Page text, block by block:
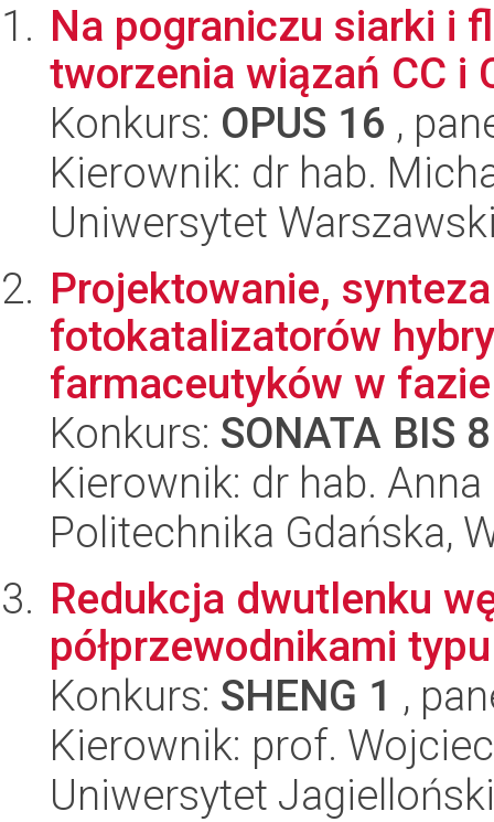
Na pograniczu siarki i
tworzenia wiązań CC i
Konkurs: OPUS 16 ,
Kierownik: dr hab.
Uniwersytet
Projektowanie,
fotokatalizatorów
farmaceutyków w
Konkurs: SONATA BIS 8
Kierownik: dr hab.
Politechnika Gdańska,
Redukcja dwutlenku
półprzewodnikami
Konkurs: SHENG 1 ,
Kierownik: prof.
Uniwersytet